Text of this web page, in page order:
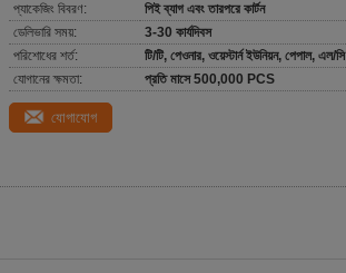
প্যাকেজিং বিবরণ:
পিই ব্যাগ এবং তারপরে কার্টন
ডেলিভারি সময়:
3-30 কার্যদিবস
পরিশোধের শর্ত:
টি/টি, পেওনার, ওয়েস্টার্ন ইউনিয়ন, পেপাল, এল/সি
যোগানের ক্ষমতা:
প্রতি মাসে 500,000 PCS
যোগাযোগ